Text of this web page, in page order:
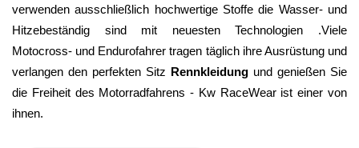
verwenden ausschließlich hochwertige Stoffe die Wasser- und
Hitzebeständig sind mit neuesten Technologien .Viele
Motocross- und Endurofahrer tragen täglich ihre Ausrüstung und
verlangen den perfekten Sitz
Rennkleidung und genießen Sie
die Freiheit des Motorradfahrens - Kw RaceWear ist einer von
ihnen.